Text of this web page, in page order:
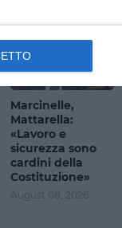
Marcinelle,
Mattarella:
«Lavoro e
sicurezza sono
cardini della
Costituzione»
August 08, 2026